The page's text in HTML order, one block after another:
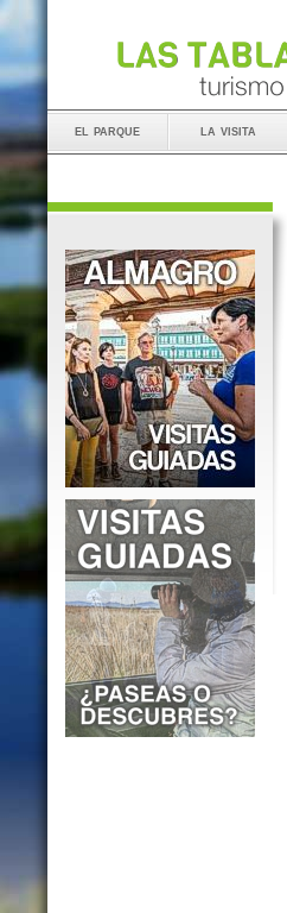
el parque la visita